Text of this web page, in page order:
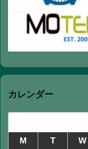
カレンダー
M
T W